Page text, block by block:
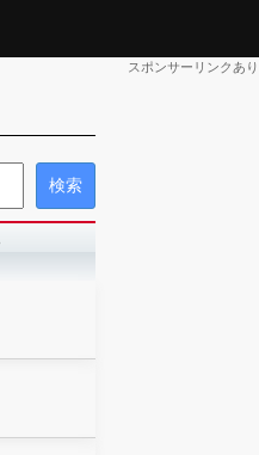
スポンサーリンクあり